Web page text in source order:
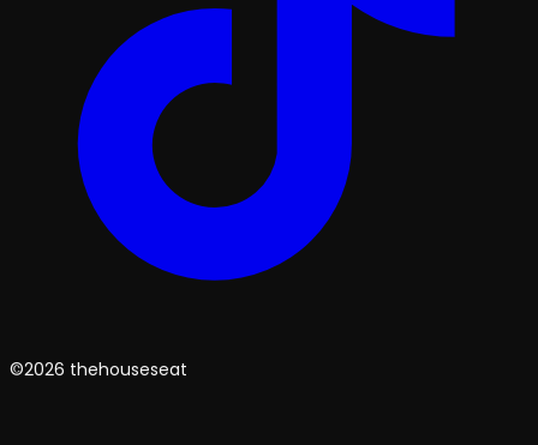
©2026 thehouseseat